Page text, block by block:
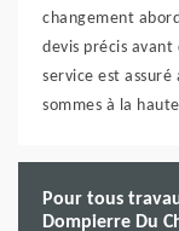
changement
devis précis
service est assuré
sommes à la
Pour tous
Dompierre Du